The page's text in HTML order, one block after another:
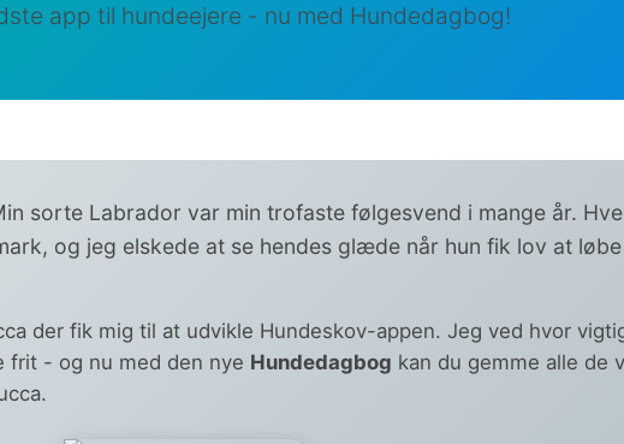
app til hundeejere - nu med Hundedagbog!
sorte Labrador var min trofaste følgesvend i mange år.
og jeg elskede at se hendes glæde når hun fik lov at
der fik mig til at udvikle Hundeskov-appen. Jeg ved hvor
frit - og nu med den nye Hundedagbog kan du gemme alle de